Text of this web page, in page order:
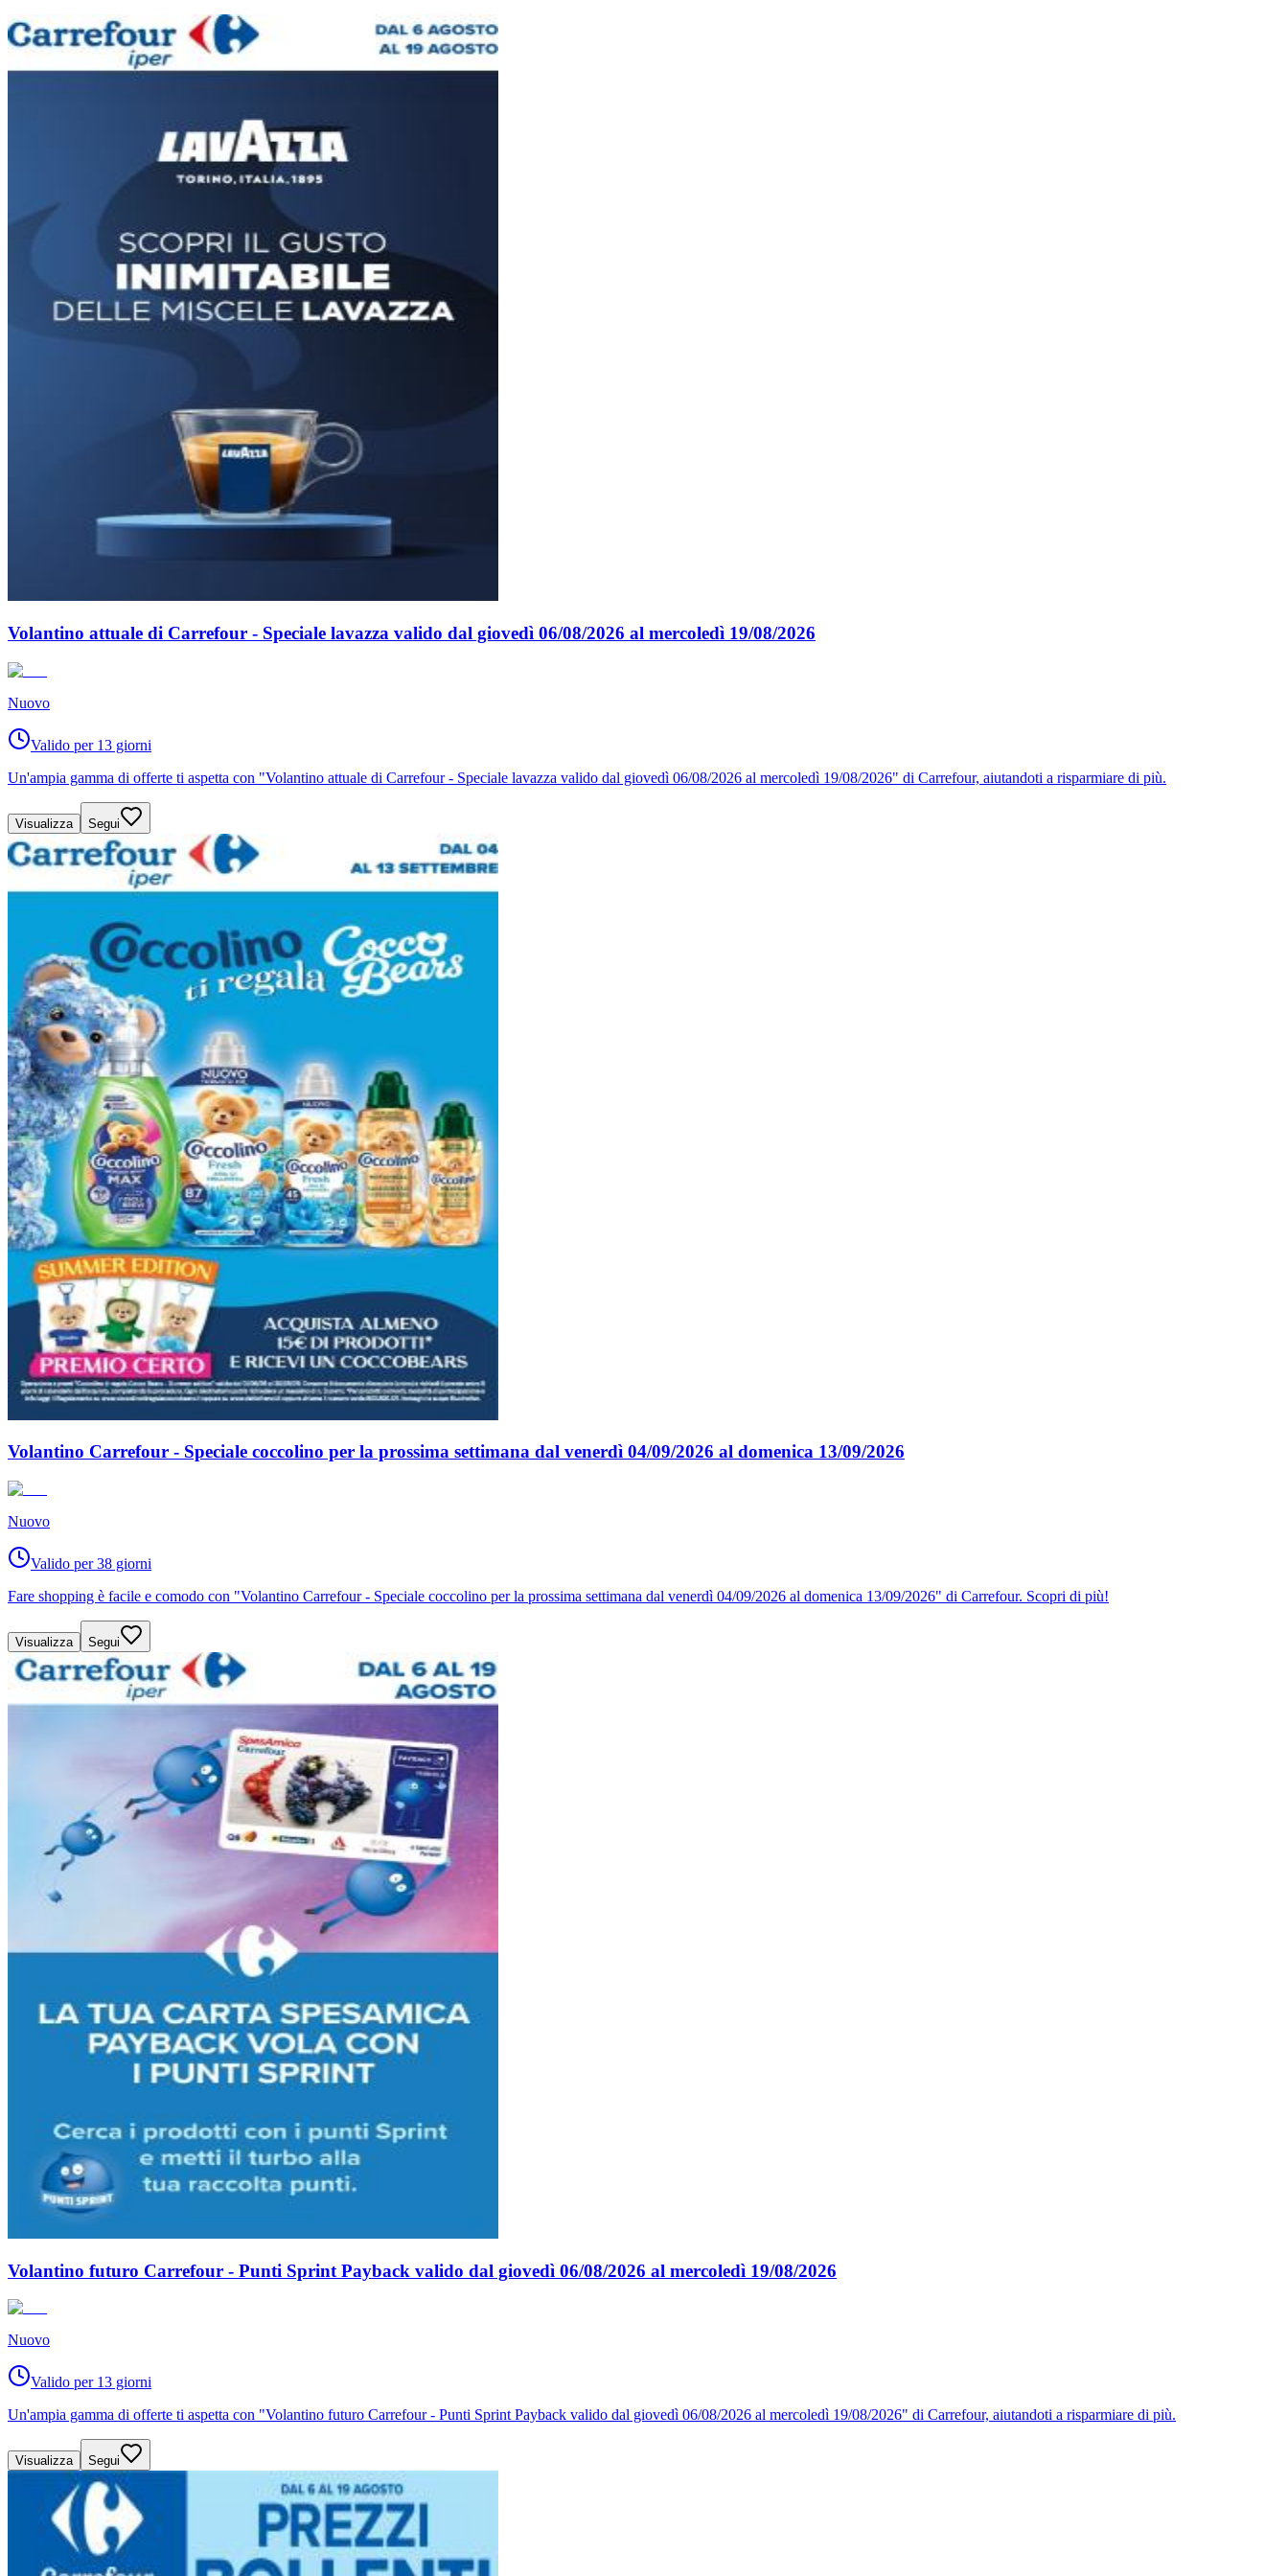
Volantino attuale di Carrefour - Speciale lavazza valido dal giovedì 06/08/2026 al mercoledì 19/08/2026
Nuovo
Valido per 13 giorni
Un'ampia gamma di offerte ti aspetta con "Volantino attuale di Carrefour - Speciale lavazza valido dal giovedì 06/08/2026 al mercoledì 19/08/2026" di Carrefour, aiutandoti a risparmiare di più.
Visualizza Segui
Volantino Carrefour - Speciale coccolino per la prossima settimana dal venerdì 04/09/2026 al domenica 13/09/2026
Nuovo
Valido per 38 giorni
Fare shopping è facile e comodo con "Volantino Carrefour - Speciale coccolino per la prossima settimana dal venerdì 04/09/2026 al domenica 13/09/2026" di Carrefour. Scopri di più!
Visualizza Segui
Volantino futuro Carrefour - Punti Sprint Payback valido dal giovedì 06/08/2026 al mercoledì 19/08/2026
Nuovo
Valido per 13 giorni
Un'ampia gamma di offerte ti aspetta con "Volantino futuro Carrefour - Punti Sprint Payback valido dal giovedì 06/08/2026 al mercoledì 19/08/2026" di Carrefour, aiutandoti a risparmiare di più.
Visualizza Segui